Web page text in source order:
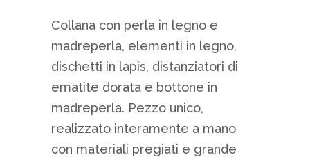
Collana con perla in legno e
madreperla, elementi in legno,
dischetti in lapis, distanziatori di
ematite dorata e bottone in
madreperla. Pezzo unico,
realizzato interamente a mano
con materiali pregiati e grande